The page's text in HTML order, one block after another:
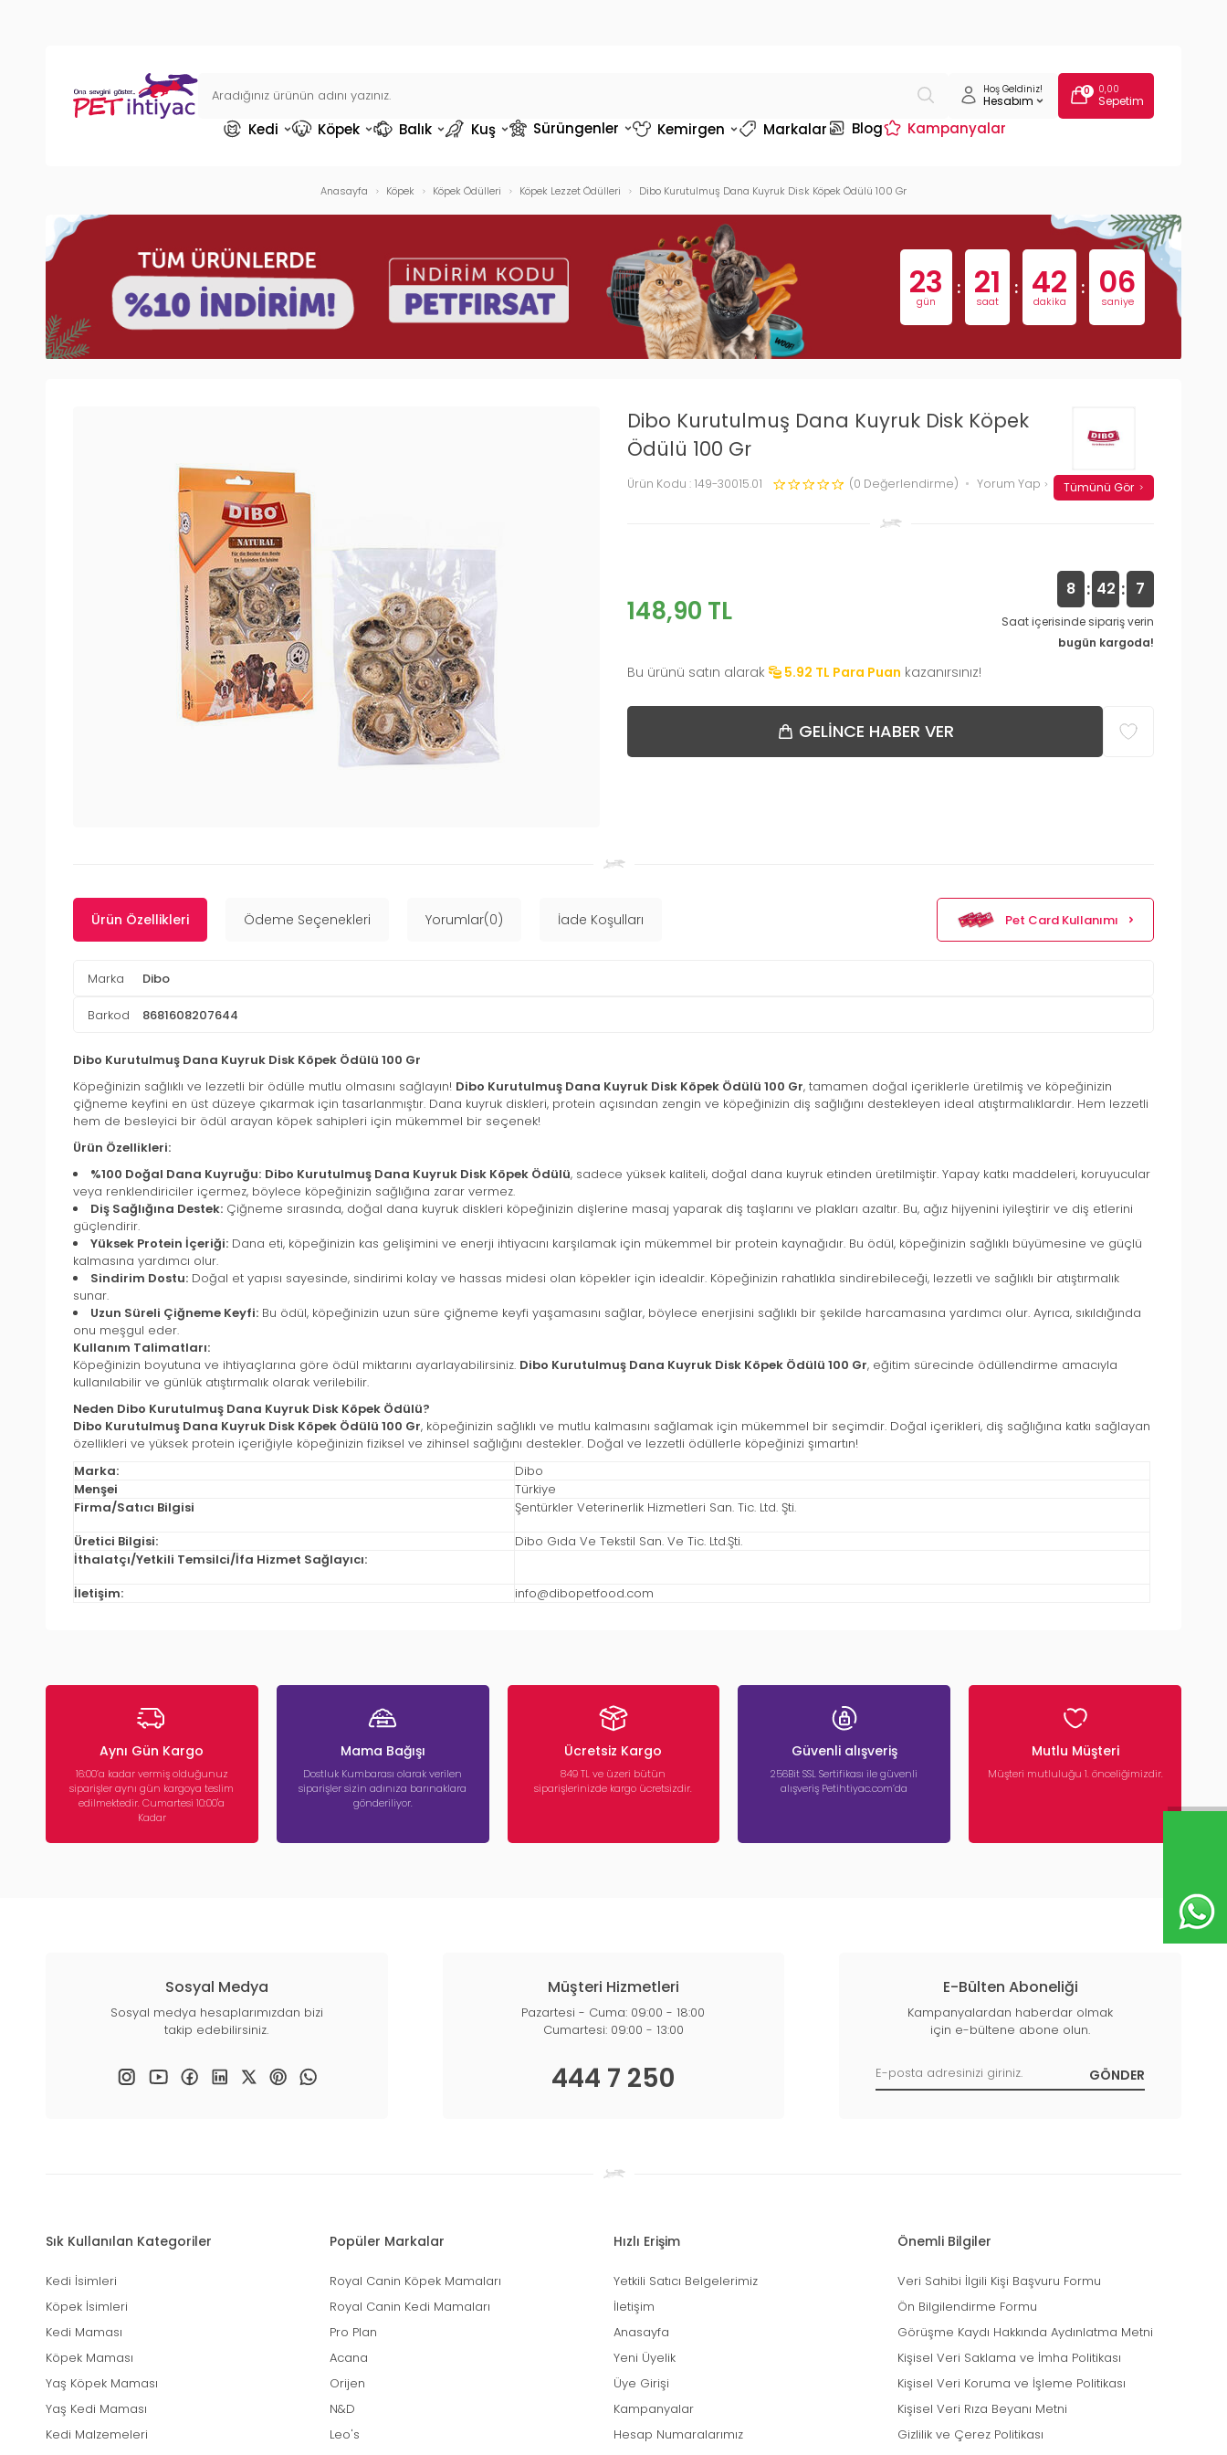
Hoş Geldiniz!
Hesabım
0 0,00
Sepetim
Kedi Köpek Balık Kuş Sürüngenler Kemirgen Markalar Blog Kampanyalar
Anasayfa Köpek Köpek Ödülleri Köpek Lezzet Ödülleri Dibo Kurutulmuş Dana Kuyruk Disk Köpek Ödülü 100 Gr
23
gün
: 21
saat
: 42
dakika
: 05
saniye
Dibo Kurutulmuş Dana Kuyruk Disk Köpek
Ödülü 100 Gr
Ürün Kodu : 149-30015.01 (0 Değerlendirme) Yorum Yap Tümünü Gör
148,90 TL
8 : 42 : 7
Saat içerisinde sipariş verin
bugün kargoda!
Bu ürünü satın alarak 5.92 TL Para Puan kazanırsınız!
GELINCE HABER VER
Ürün Özellikleri Ödeme Seçenekleri Yorumlar(0) İade Koşulları Pet Card Kullanımı
Marka Dibo
Barkod 8681608207644
Dibo Kurutulmuş Dana Kuyruk Disk Köpek Ödülü 100 Gr
Köpeğinizin sağlıklı ve lezzetli bir ödülle mutlu olmasını sağlayın! Dibo Kurutulmuş Dana Kuyruk Disk Köpek Ödülü 100 Gr, tamamen doğal içeriklerle üretilmiş ve köpeğinizin
çiğneme keyfini en üst düzeye çıkarmak için tasarlanmıştır. Dana kuyruk diskleri, protein açısından zengin ve köpeğinizin diş sağlığını destekleyen ideal atıştırmalıklardır. Hem lezzetli
hem de besleyici bir ödül arayan köpek sahipleri için mükemmel bir seçenek!
Ürün Özellikleri:
%100 Doğal Dana Kuyruğu: Dibo Kurutulmuş Dana Kuyruk Disk Köpek Ödülü, sadece yüksek kaliteli, doğal dana kuyruk etinden üretilmiştir. Yapay katkı maddeleri, koruyucular
veya renklendiriciler içermez, böylece köpeğinizin sağlığına zarar vermez.
Diş Sağlığına Destek: Çiğneme sırasında, doğal dana kuyruk diskleri köpeğinizin dişlerine masaj yaparak diş taşlarını ve plakları azaltır. Bu, ağız hijyenini iyileştirir ve diş etlerini
güçlendirir.
Yüksek Protein İçeriği: Dana eti, köpeğinizin kas gelişimini ve enerji ihtiyacını karşılamak için mükemmel bir protein kaynağıdır. Bu ödül, köpeğinizin sağlıklı büyümesine ve güçlü
kalmasına yardımcı olur.
Sindirim Dostu: Doğal et yapısı sayesinde, sindirimi kolay ve hassas midesi olan köpekler için idealdir. Köpeğinizin rahatlıkla sindirebileceği, lezzetli ve sağlıklı bir atıştırmalık
sunar.
Uzun Süreli Çiğneme Keyfi: Bu ödül, köpeğinizin uzun süre çiğneme keyfi yaşamasını sağlar, böylece enerjisini sağlıklı bir şekilde harcamasına yardımcı olur. Ayrıca, sıkıldığında
onu meşgul eder.
Kullanım Talimatları:
Köpeğinizin boyutuna ve ihtiyaçlarına göre ödül miktarını ayarlayabilirsiniz. Dibo Kurutulmuş Dana Kuyruk Disk Köpek Ödülü 100 Gr, eğitim sürecinde ödüllendirme amacıyla
kullanılabilir ve günlük atıştırmalık olarak verilebilir.
Neden Dibo Kurutulmuş Dana Kuyruk Disk Köpek Ödülü?
Dibo Kurutulmuş Dana Kuyruk Disk Köpek Ödülü 100 Gr, köpeğinizin sağlıklı ve mutlu kalmasını sağlamak için mükemmel bir seçimdir. Doğal içerikleri, diş sağlığına katkı sağlayan
özellikleri ve yüksek protein içeriğiyle köpeğinizin fiziksel ve zihinsel sağlığını destekler. Doğal ve lezzetli ödüllerle köpeğinizi şımartın!
Marka:
Dibo
Menşei
Türkiye
Firma/Satıcı Bilgisi
Şentürkler Veterinerlik Hizmetleri San. Tic. Ltd. Şti.
Üretici Bilgisi:
Dibo Gıda Ve Tekstil San. Ve Tic. Ltd.Şti.
İthalatçı/Yetkili Temsilci/İfa Hizmet Sağlayıcı:
İletişim:
info@dibopetfood.com
Aynı Gün Kargo
16:00’a kadar vermiş olduğunuz
siparişler aynı gün kargoya teslim
edilmektedir. Cumartesi 10:00'a
Kadar
Mama Bağışı
Dostluk Kumbarası olarak verilen
siparişler sizin adınıza barınaklara
gönderiliyor.
Ücretsiz Kargo
849 TL ve üzeri bütün
siparişlerinizde kargo ücretsizdir.
Güvenli alışveriş
256Bit SSL Sertifikası ile güvenli
alışveriş Petihtiyac.com’da
Mutlu Müşteri
Müşteri mutluluğu 1. önceliğimizdir.
Sosyal Medya
Sosyal medya hesaplarımızdan bizi
takip edebilirsiniz.
Müşteri Hizmetleri
Pazartesi - Cuma: 09:00 - 18:00
Cumartesi: 09:00 - 13:00
444 7 250
E-Bülten Aboneliği
Kampanyalardan haberdar olmak
için e-bültene abone olun.
Sık Kullanılan Kategoriler
Kedi İsimleri
Köpek İsimleri
Kedi Maması
Köpek Maması
Yaş Köpek Maması
Yaş Kedi Maması
Kedi Malzemeleri
Popüler Markalar
Royal Canin Köpek Mamaları
Royal Canin Kedi Mamaları
Pro Plan
Acana
Orijen
N&D
Leo's
Hızlı Erişim
Yetkili Satıcı Belgelerimiz
İletişim
Anasayfa
Yeni Üyelik
Üye Girişi
Kampanyalar
Hesap Numaralarımız
Önemli Bilgiler
Veri Sahibi İlgili Kişi Başvuru Formu
Ön Bilgilendirme Formu
Görüşme Kaydı Hakkında Aydınlatma Metni
Kişisel Veri Saklama ve İmha Politikası
Kişisel Veri Koruma ve İşleme Politikası
Kişisel Veri Rıza Beyanı Metni
Gizlilik ve Çerez Politikası